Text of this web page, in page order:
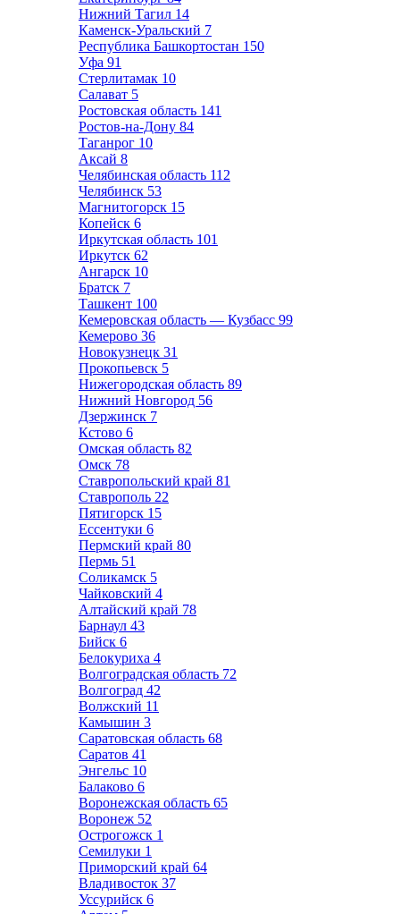
Нижний Тагил 14
Каменск-Уральский 7
Республика Башкортостан 150
Уфа 91
Стерлитамак 10
Салават 5
Ростовская область 141
Ростов-на-Дону 84
Таганрог 10
Аксай 8
Челябинская область 112
Челябинск 53
Магнитогорск 15
Копейск 6
Иркутская область 101
Иркутск 62
Ангарск 10
Братск 7
Ташкент 100
Кемеровская область — Кузбасс 99
Кемерово 36
Новокузнецк 31
Прокопьевск 5
Нижегородская область 89
Нижний Новгород 56
Дзержинск 7
Кстово 6
Омская область 82
Омск 78
Ставропольский край 81
Ставрополь 22
Пятигорск 15
Ессентуки 6
Пермский край 80
Пермь 51
Соликамск 5
Чайковский 4
Алтайский край 78
Барнаул 43
Бийск 6
Белокуриха 4
Волгоградская область 72
Волгоград 42
Волжский 11
Камышин 3
Саратовская область 68
Саратов 41
Энгельс 10
Балаково 6
Воронежская область 65
Воронеж 52
Острогожск 1
Семилуки 1
Приморский край 64
Владивосток 37
Уссурийск 6